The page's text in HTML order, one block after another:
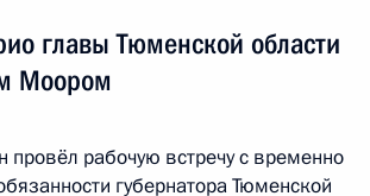
главы Тюменской области
Моором
провёл рабочую встречу с временно
губернатора Тюменской